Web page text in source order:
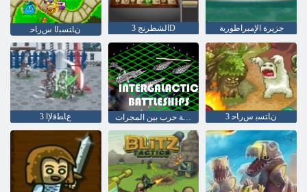
ﻥﺎﺘﺴﺒﻟﺍ ﺱﺭﺎﺣ الشطرنج 3D جزيرة الإمبراطورية
3 ﻉﺎﻄﻗﻹ ﺍ لعبة حرب بين المجرات 3 ﻥﺎﺘﺴﺑ ﺱﺭﺎﺣ